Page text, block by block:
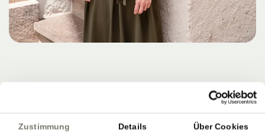
Zustimmung Details Über Cookies